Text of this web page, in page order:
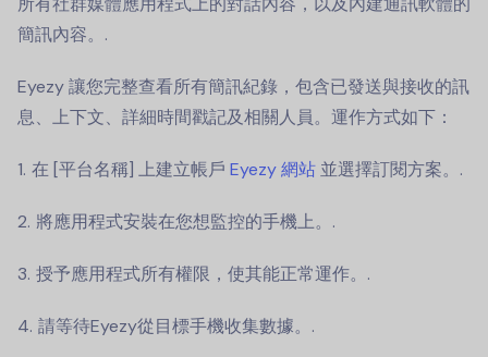
簡訊內容。.
Eyezy 讓您完整查看所有簡訊紀錄，包含已發送與接收的訊
息、上下文、詳細時間戳記及相關人員。運作方式如下：
在 [平台名稱] 上建立帳戶 Eyezy 網站並選擇訂閱方案。.
將應用程式安裝在您想監控的手機上。.
授予應用程式所有權限，使其能正常運作。.
請等待Eyezy從目標手機收集數據。.